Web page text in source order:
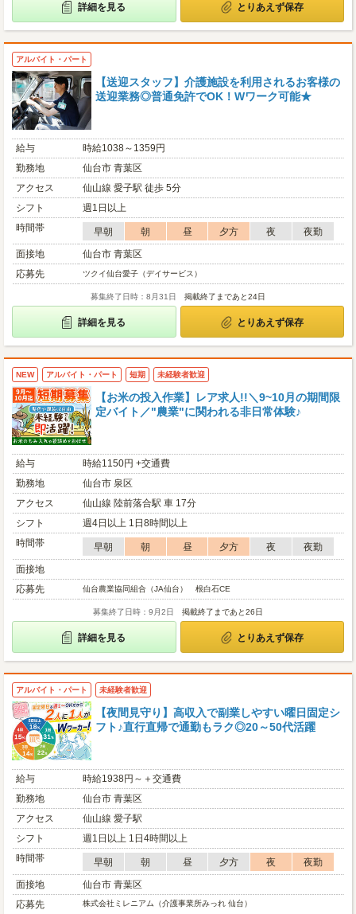
詳細を見る とりあえず保存
アルバイト・パート
【送迎スタッフ】介護施設を利用されるお客様の
送迎業務◎普通免許でOK！Wワーク可能★
給与
時給1038～1359円
勤務地
仙台市 青葉区
アクセス
仙山線 愛子駅 徒歩 5分
シフト
週1日以上
時間帯
早朝 朝 昼 夕方 夜
夜勤
面接地
仙台市 青葉区
応募先
ツクイ仙台愛子（デイサービス）
募集終了日時：8月31日 掲載終了まであと24日
詳細を見る とりあえず保存
NEW アルバイト・パート 短期 未経験者歓迎
【お米の投入作業】レア求人!!＼9~10月の期間限
定バイト／"農業"に関われる非日常体験♪
給与
時給1150円 +交通費
勤務地
仙台市 泉区
アクセス
仙山線 陸前落合駅 車 17分
シフト
週4日以上 1日8時間以上
時間帯
早朝 朝 昼 夕方 夜
夜勤
面接地
応募先
仙台農業協同組合（JA仙台） 根白石CE
募集終了日時：9月2日 掲載終了まであと26日
詳細を見る とりあえず保存
アルバイト・パート 未経験者歓迎
【夜間見守り】高収入で副業しやすい曜日固定シ
フト♪直行直帰で通勤もラク◎20～50代活躍
給与
時給1938円～＋交通費
勤務地
仙台市 青葉区
アクセス
仙山線 愛子駅
シフト
週1日以上 1日4時間以上
時間帯
早朝 朝 昼 夕方 夜
夜勤
面接地
仙台市 青葉区
応募先
株式会社ミレニアム（介護事業所みっれ 仙台）